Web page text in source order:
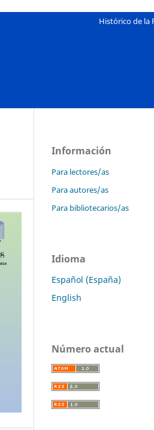
Histórico de la
Información
Para lectores/as
Para autores/as
Para bibliotecarios/as
Idioma
Español (España)
English
Número actual